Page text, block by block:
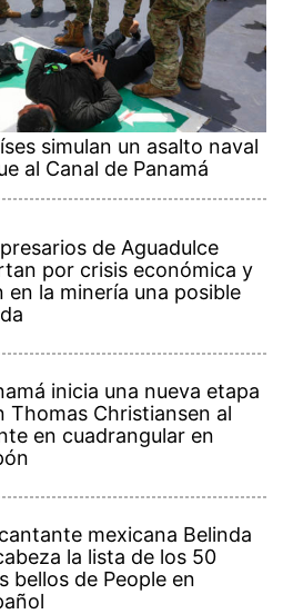
simulan un asalto naval
al Canal de Panamá
de Aguadulce
por crisis económica y
en la minería una posible
inicia una nueva etapa
Thomas Christiansen al
en cuadrangular en
mexicana Belinda
la lista de los 50
bellos de People en